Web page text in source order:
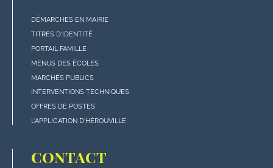
Menu
"Accès
rapides"
en
bas
de
page
DÉMARCHES EN MAIRIE
TITRES D'IDENTITÉ
PORTAIL FAMILLE
MENUS DES ÉCOLES
MARCHÉS PUBLICS
INTERVENTIONS TECHNIQUES
OFFRES DE POSTES
L'APPLICATION D'HÉROUVILLE
CONTACT